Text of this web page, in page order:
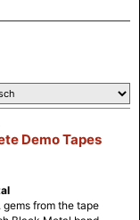
Demo Tapes
from the tape